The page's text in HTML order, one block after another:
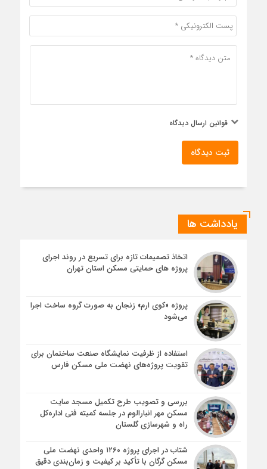
قوانین ارسال دیدگاه
ثبت دیدگاه
یادداشت ها
اتخاذ تصمیمات تازه برای تسریع در روند اجرای
پروژه های حمایتی مسکن استان تهران
پروژه «کوی ارم» زنجان به صورت گروه ساخت اجرا
می‌شود
استفاده از ظرفیت نمایشگاه صنعت ساختمان برای
تقویت پروژه‌های نهضت ملی مسکن فارس
بررسی و تصویب طرح تکمیل مسجد سایت
مسکن مهر انبارالوم در جلسه کمیته فنی اداره‌کل
راه و شهرسازی گلستان
شتاب در اجرای پروژه ۱۲۶۰ واحدی نهضت ملی
مسکن گرگان با تأکید بر کیفیت و زمان‌بندی دقیق